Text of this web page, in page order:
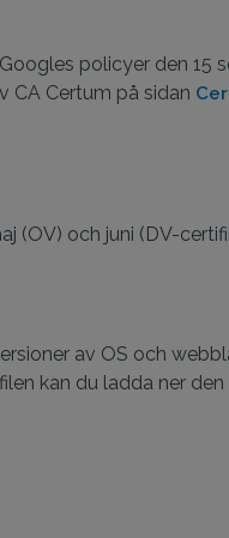
policyer den
CA Certum på sidan
(OV) och juni (DV-
av OS och
kan du ladda ner den